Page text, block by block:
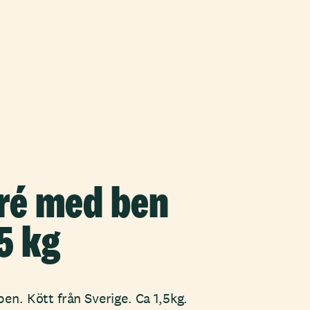
med ben
kg
Kött från Sverige. Ca 1,5kg.